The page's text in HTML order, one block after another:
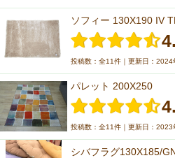
ソフィー 130X190 IV
投稿数：全11件｜更新日：2024
パレット 200X250
投稿数：全11件｜更新日：2023
シバフラグ130X185/